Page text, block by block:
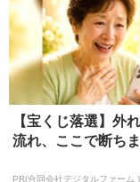
【宝くじ落選】外
流れ、ここで断ち
PR(合同会社デジタルファーム )